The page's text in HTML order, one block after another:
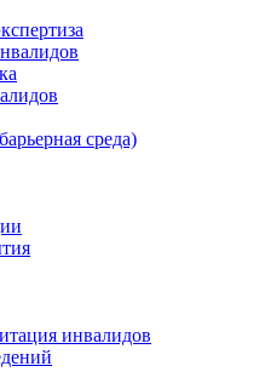
среда)
инвалидов